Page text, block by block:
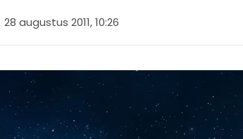
28 augustus 2011, 10:26